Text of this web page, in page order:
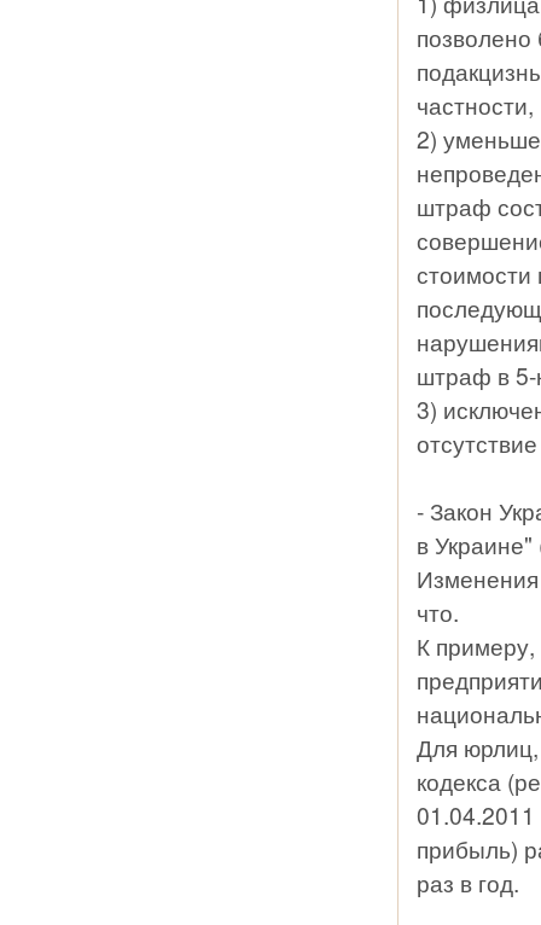
2)
штраф
штраф в 5-
3)
- Закон
в Украине"
Изменения
что.
К примеру,
Для юрлиц,
кодекса
01.04.2011
прибыль)
раз в год.